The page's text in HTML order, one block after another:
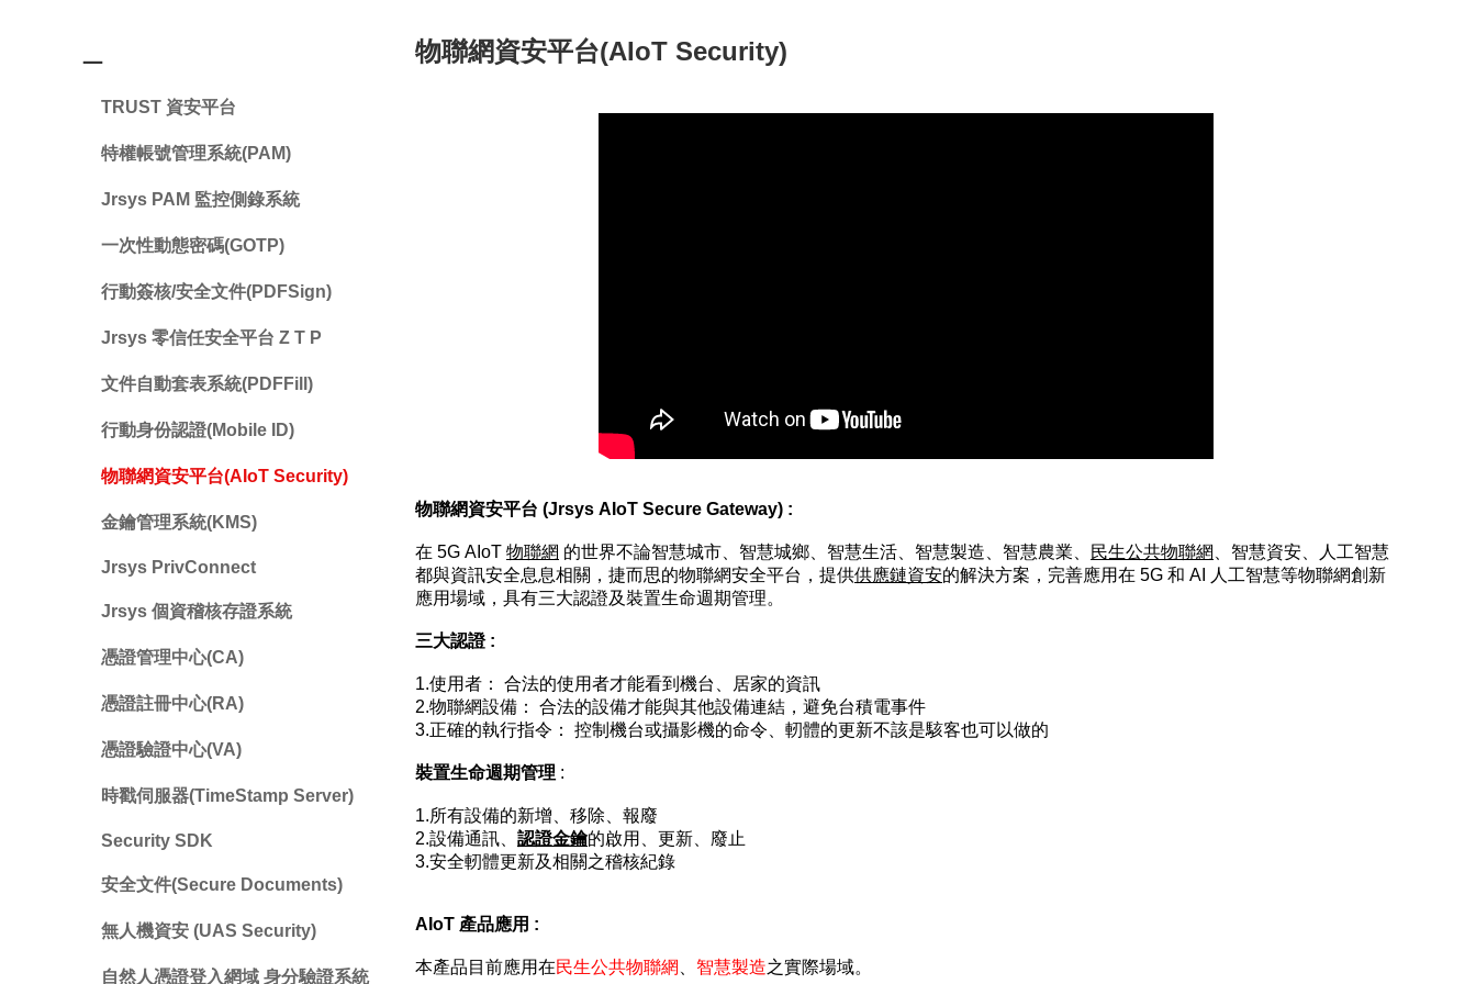
TRUST 資安平台
特權帳號管理系統(PAM)
Jrsys PAM 監控側錄系統
一次性動態密碼(GOTP)
行動簽核/安全文件(PDFSign)
Jrsys 零信任安全平台 Z T P
文件自動套表系統(PDFFill)
行動身份認證(Mobile ID)
物聯網資安平台(AIoT Security)
金鑰管理系統(KMS)
Jrsys PrivConnect
Jrsys 個資稽核存證系統
憑證管理中心(CA)
憑證註冊中心(RA)
憑證驗證中心(VA)
時戳伺服器(TimeStamp Server)
Security SDK
安全文件(Secure Documents)
無人機資安 (UAS Security)
自然人憑證登入網域 身分驗證系統
物聯網資安平台(AIoT Security)
物聯網資安平台 (Jrsys AIoT Secure Gateway) :
在 5G AIoT 物聯網 的世界不論智慧城市、 智慧城鄉 智慧生活、智慧製造、智慧農業 民生公共物聯網 智慧資安 、人工智慧
都與資訊安全息息相關，捷而思的物聯網安全平台 ，提供供應鏈資安的解決方案，完善應用在 5G 和 AI 人工智慧等物聯網創新
應用場域，具有三大認證及裝置生命週期管理。
三大認證 :
1.使用者： 合法的使用者才能看到機台、居家的資訊
2.物聯網設備： 合法的設備才能與其他設備連結，避免台積電事件
3.正確的執行指令： 控制機台或攝影機的命令、軔體的更新不該是駭客也可以做的
裝置生命週期管理 :
1.所有設備的新增、移除、報廢
2.設備通訊、 認證金鑰的啟用、更新、廢止
3.安全軔體更新及相關之稽核紀錄
AIoT 產品應用 :
本產品目前應用在民生公共物聯網 智慧製造之實際場域。